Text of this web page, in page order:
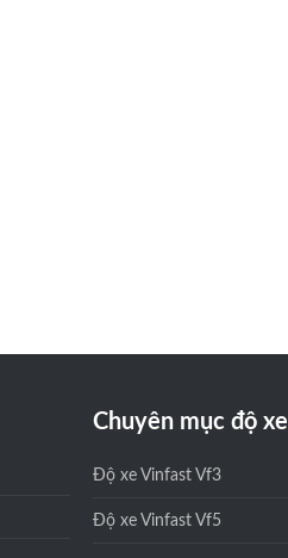
Chuyên mục độ xe
Độ xe Vinfast Vf3
Độ xe Vinfast Vf5